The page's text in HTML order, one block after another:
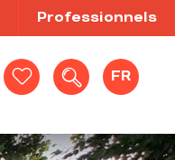
Recherche
FR
Professionnels